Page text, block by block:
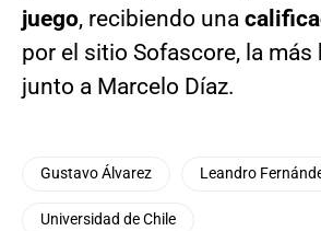
juego, recibiendo una
por el sitio Sofascore, la más
junto a Marcelo Díaz.
Gustavo Álvarez Leandro
Universidad de Chile